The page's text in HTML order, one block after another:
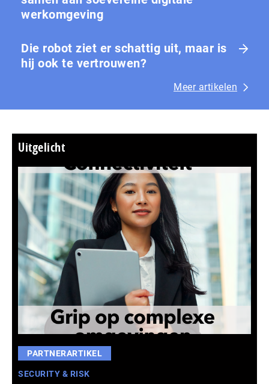
werkomgeving
Die robot ziet er schattig uit, maar is
hij ook te vertrouwen?
Meer artikelen
Uitgelicht
PARTNERARTIKEL
SECURITY & RISK